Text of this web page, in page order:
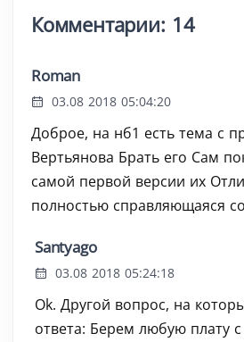
Комментарии: 14
Roman
03.08 2018 05:04:20
Доброе, на нб1 есть тема с
Вертьянова Брать его Сам
самой первой версии их
полностью справляющаяся
Santyago
03.08 2018 05:24:18
Ok. Другой вопрос, на
ответа: Берем любую плату